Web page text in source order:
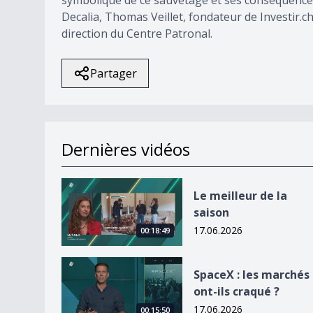
Decalia, Thomas Veillet, fondateur de
direction du Centre Patronal.
Partager
Dernières vidéos
Le meilleur de la saison
00:18:49
Le meilleur de la
saison
17.06.2026
SpaceX : les marchés ont-ils craqué ?
00:15:50
SpaceX : les marchés
ont-ils craqué ?
17.06.2026